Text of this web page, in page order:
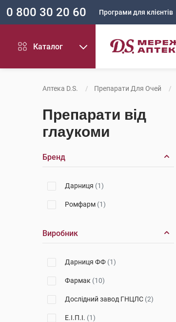
0 800 30 20 60 Програми для клієнтів
Каталог
Аптека D.S. Препарати Для Очей
Препарати від
глаукоми
Бренд
Дарниця (1)
Ромфарм (1)
Виробник
Дарниця ФФ (1)
Фармак (10)
Дослідний завод ГНЦЛС (2)
Е.І.П.І. (1)